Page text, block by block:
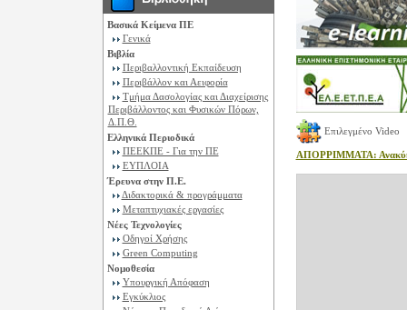
Βασικά Κείμενα ΠΕ
Γενικά
Βιβλία
Περιβαλλοντική Εκπαίδευση
Περιβάλλον και Αειφορία
Τμήμα Δασολογίας και Διαχείρισης
Περιβάλλοντος και Φυσικών Πόρων,
Δ.Π.Θ.
Ελληνικά Περιοδικά
ΠΕΕΚΠΕ - Για την ΠΕ
ΕΥΠΛΟΙΑ
Έρευνα στην Π.Ε.
Διδακτορικά & προγράμματα
Μεταπτυχιακές εργασίες
Νέες Τεχνολογίες
Οδηγοί Χρήσης
Green Computing
Νομοθεσία
Υπουργική Απόφαση
Εγκύκλιος
Επιλεγμένο Video
ΑΠΟΡΡΙΜΜΑΤΑ: